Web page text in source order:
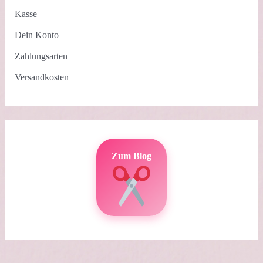
Kasse
Dein Konto
Zahlungsarten
Versandkosten
Zum Blog